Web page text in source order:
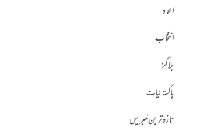
الحاد
انتخاب
بلاگز
پاکستانیات
تازہ ترین خبریں